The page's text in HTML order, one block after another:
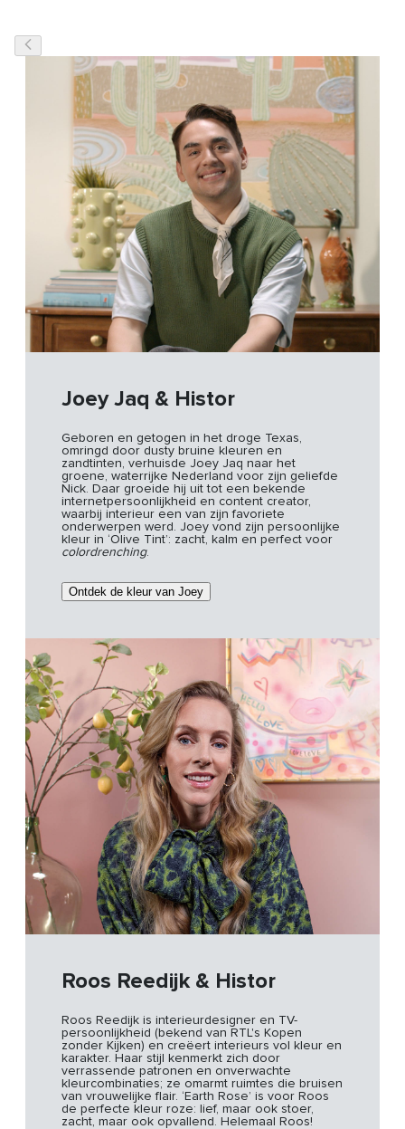
Joey Jaq & Histor
Geboren en getogen in het droge Texas,
omringd door dusty bruine kleuren en
zandtinten, verhuisde Joey Jaq naar het
groene, waterrijke Nederland voor zijn geliefde
Nick. Daar groeide hij uit tot een bekende
internetpersoonlijkheid en content creator,
waarbij interieur een van zijn favoriete
onderwerpen werd. Joey vond zijn persoonlijke
kleur in ‘Olive Tint’: zacht, kalm en perfect voor
colordrenching.
Ontdek de kleur van Joey
Roos Reedijk & Histor
Roos Reedijk is interieurdesigner en TV-
persoonlijkheid (bekend van RTL's Kopen
zonder Kijken) en creëert interieurs vol kleur en
karakter. Haar stijl kenmerkt zich door
verrassende patronen en onverwachte
kleurcombinaties; ze omarmt ruimtes die bruisen
van vrouwelijke flair. ‘Earth Rose’ is voor Roos
de perfecte kleur roze: lief, maar ook stoer,
zacht, maar ook opvallend. Helemaal Roos!